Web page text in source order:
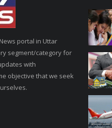
portal in Uttar
segment/category for
with
objective that we seek